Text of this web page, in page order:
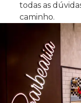
todas as
caminho.